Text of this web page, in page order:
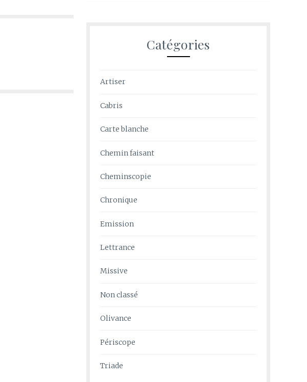
Catégories
Artiser
Cabris
Carte blanche
Chemin faisant
Cheminscopie
Chronique
Emission
Lettrance
Missive
Non classé
Olivance
Périscope
Triade